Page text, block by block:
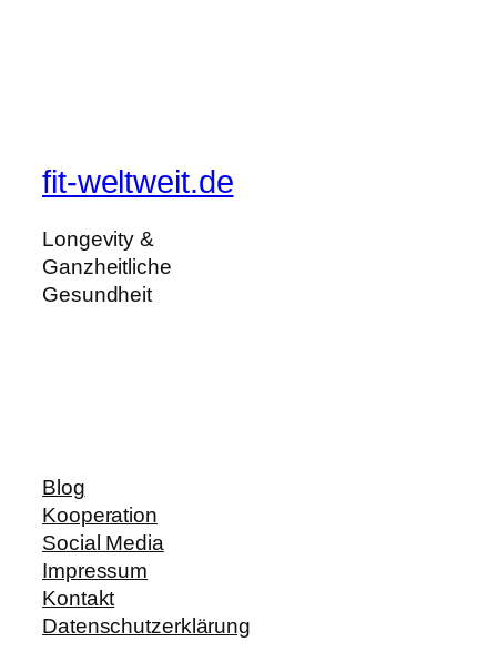
fit-weltweit.de
Longevity &
Ganzheitliche
Gesundheit
Blog
Kooperation
Social Media
Impressum
Kontakt
Datenschutzerklärung